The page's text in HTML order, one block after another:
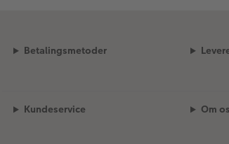
Betalingsmetoder
Kundeservice Om